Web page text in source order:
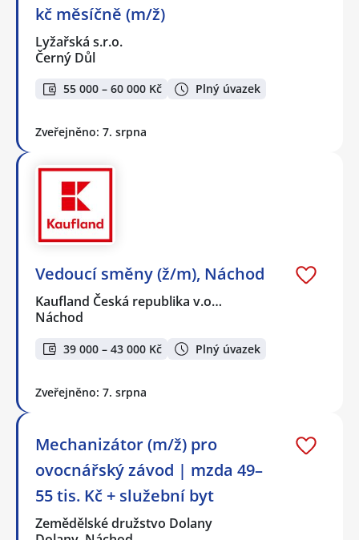
kč měsíčně (m/ž)
Lyžařská s.r.o.
Černý Důl
55 000 – 60 000 Kč Plný úvazek
Zveřejněno: 7. srpna
Vedoucí směny (ž/m), Náchod
Kaufland Česká republika v.o…
Náchod
39 000 – 43 000 Kč Plný úvazek
Zveřejněno: 7. srpna
Mechanizátor (m/ž) pro
ovocnářský závod | mzda 49–
55 tis. Kč + služební byt
Zemědělské družstvo Dolany